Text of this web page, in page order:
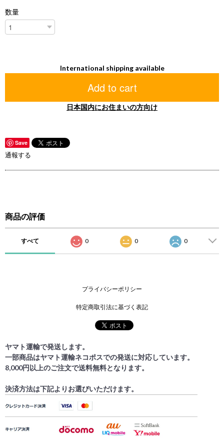
数量
International shipping available
Add to cart
日本国内にお住まいの方向け
Save
通報する
商品の評価
すべて 0 0 0
プライバシーポリシー
特定商取引法に基づく表記
ヤマト運輸で発送します。
一部商品はヤマト運輸ネコポスでの発送に対応しています。
8,000円以上のご注文で送料無料となります。
決済方法は下記よりお選びいただけます。